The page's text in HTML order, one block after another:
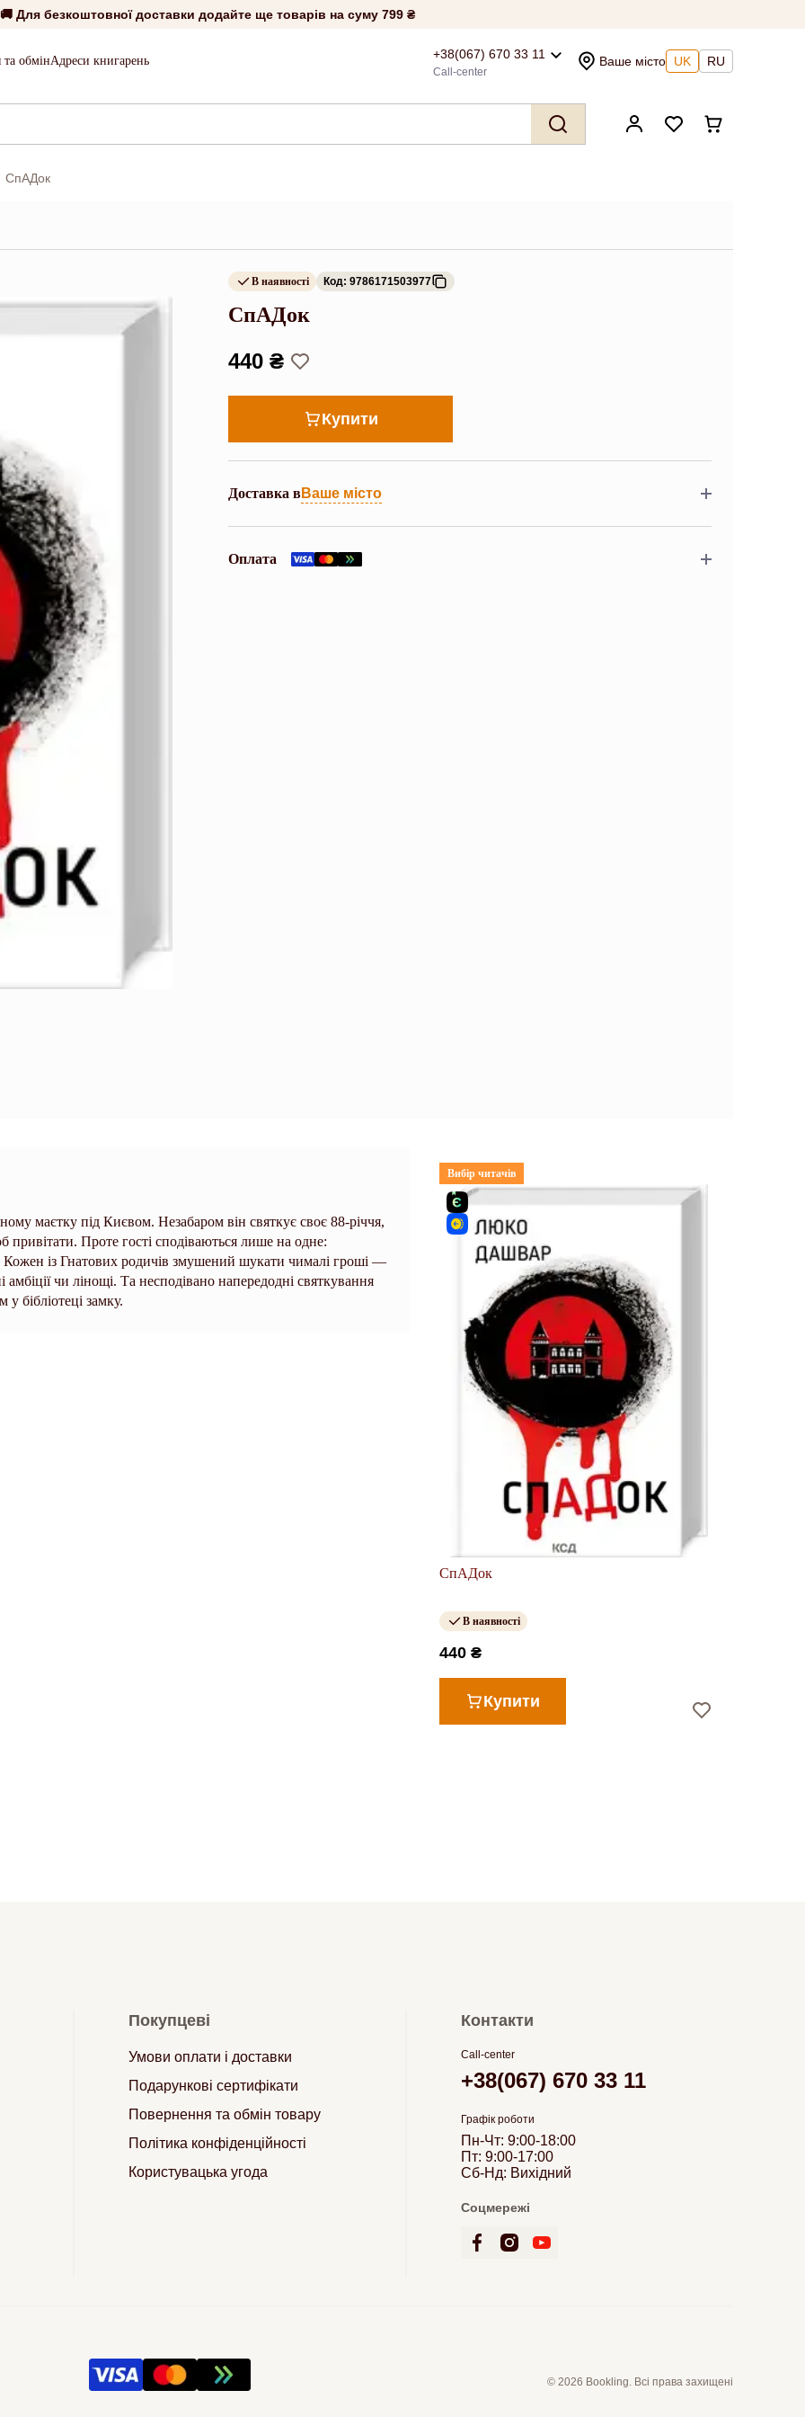
🚚 Для безкоштовної доставки додайте ще товарів на суму 799 ₴
обмінАдреси книгарень +38(067) 670 33 11
Call-center
Ваше місто UK RU
СпАДок
В наявності Код: 9786171503977
СпАДок
440 ₴
Купити
Доставка вВаше місто
Оплата
маєтку під Києвом. Незабаром він святкує своє 88-річчя,
Проте гості сподіваються лише на одне:
Кожен із Гнатових родичів змушений шукати чималі гроші —
чи лінощі. Та несподівано напередодні святкування
у бібліотеці замку.
Вибір читачів
СпАДок
В наявності
440 ₴
Купити
Покупцеві
Умови оплати і доставки
Подарункові сертифікати
Повернення та обмін товару
Політика конфіденційності
Користувацька угода
Контакти
Call-center
+38(067) 670 33 11
Графік роботи
Пн-Чт: 9:00-18:00
Пт: 9:00-17:00
Сб-Нд: Вихідний
Соцмережі
© 2026 Bookling. Всі права захищені